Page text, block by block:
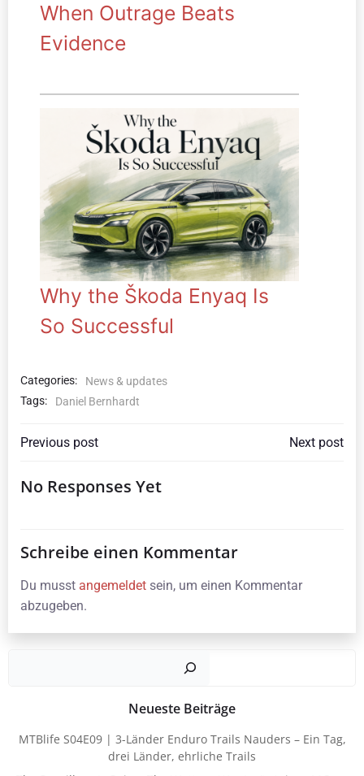
When Outrage Beats
Evidence
Why the Škoda Enyaq Is
So Successful
Categories:
News & updates
Tags:
Daniel Bernhardt
Beitragsnavigation
Previous post Next post
No Responses Yet
Schreibe einen Kommentar
Du musst angemeldet sein, um einen Kommentar
abzugeben.
Neueste Beiträge
MTBlife S04E09 | 3-Länder Enduro Trails Nauders – Ein Tag,
drei Länder, ehrliche Trails